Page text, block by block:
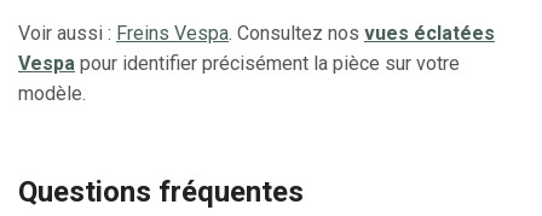
Voir aussi : Freins Vespa. Consultez nos vues éclatées
Vespa pour identifier précisément la pièce sur votre
modèle.
Questions fréquentes